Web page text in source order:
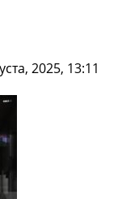
2025, 13:11